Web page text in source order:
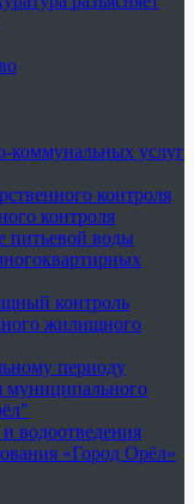
услуг
контроля
контроля
питьевой воды
контроль
жилищного
периоду
муниципального
водоотведения
«Город Орёл»